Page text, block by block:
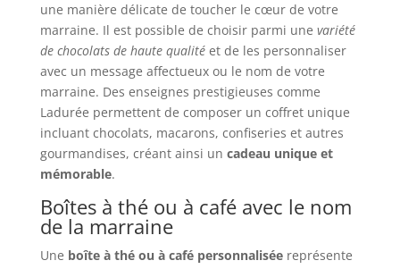
une manière délicate de toucher le cœur de votre
marraine. Il est possible de choisir parmi une variété
de chocolats de haute qualitéet de les personnaliser
avec un message affectueux ou le nom de votre
marraine. Des enseignes prestigieuses comme
Ladurée permettent de composer un coffret unique
incluant chocolats, macarons, confiseries et autres
gourmandises, créant ainsi un cadeau unique et
mémorable.
Boîtes à thé ou à café avec le nom
de la marraine
Une boîte à thé ou à café personnaliséereprésente